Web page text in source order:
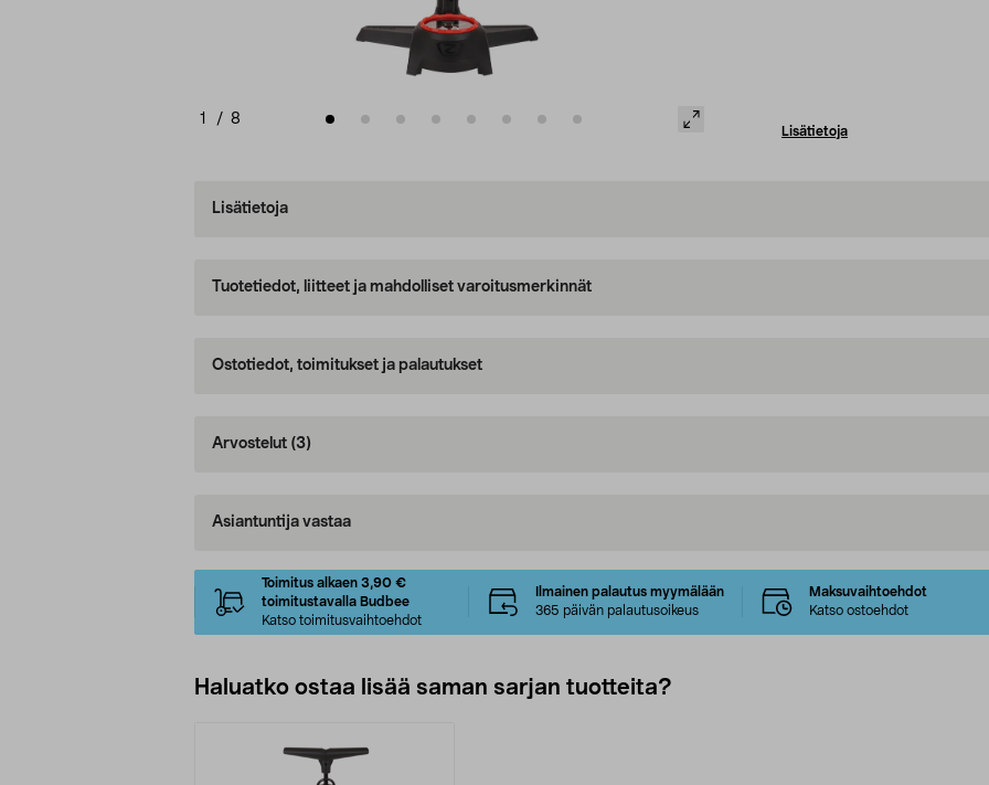
1 / 8
Lisätietoja
Lisätietoja
Tuotetiedot, liitteet ja mahdolliset varoitusmerkinnät
Ostotiedot, toimitukset ja palautukset
Arvostelut (3)
Asiantuntija vastaa
Toimitus alkaen 3,90 €
toimitustavalla Budbee
Katso toimitusvaihtoehdot
Ilmainen palautus myymälään
365 päivän palautusoikeus
Maksuvaihtoehdot
Katso ostoehdot
Haluatko ostaa lisää saman sarjan tuotteita?